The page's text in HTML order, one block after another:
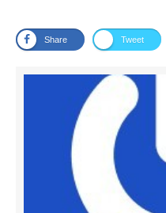
Share Tweet